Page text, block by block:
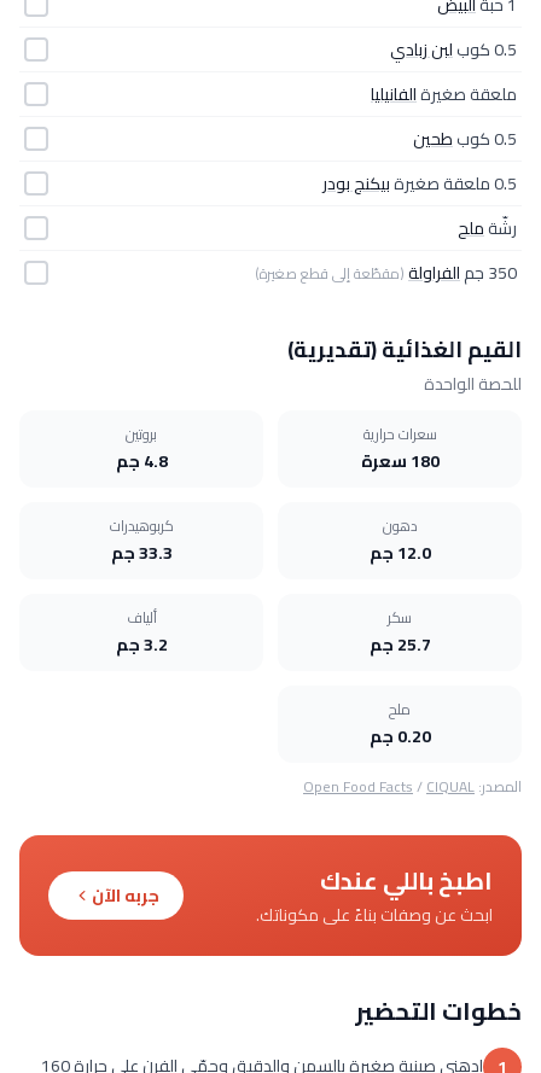
0.5 كوب
لبن زبادي
ملعقة صغيرةالفانيليا
0.5 كوب
طحين
0.5 ملعقة صغيرة
بيكنج بودر
رشّةملح
350 جم
الفراولة(مقطّعة إلى قطع صغيرة)
القيم الغذائية (تقديرية)
للحصة الواحدة
سعرات حرارية
180 سعرة
بروتين
4.8 جم
دهون
12.0 جم
كربوهيدرات
33.3 جم
سكر
25.7 جم
ألياف
3.2 جم
ملح
0.20 جم
المصدر: Open Food Facts/CIQUAL
اطبخ باللي عندك
ابحث عن وصفات بناءً على مكوناتك.
جربه الآن
خطوات التحضير
1 ادهني صينية صغيرة بالسمن والدقيق وحمّي الفرن على حرارة 160